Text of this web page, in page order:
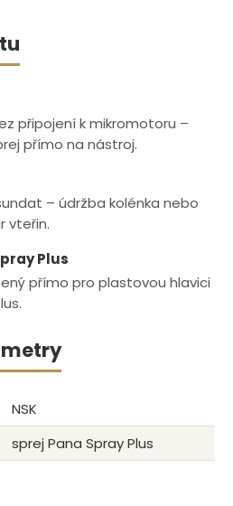
připojení k mikromotoru –
přímo na nástroj.
– údržba kolénka nebo
vteřin.
Plus
přímo pro plastovou hlavici
NSK
sprej Pana Spray Plus